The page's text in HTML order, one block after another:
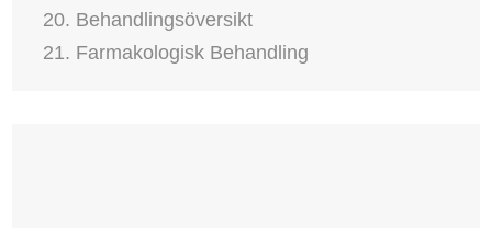
20. Behandlingsöversikt
21. Farmakologisk Behandling